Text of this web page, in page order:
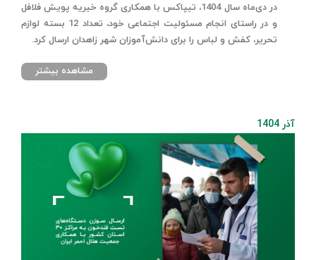
در دی‌ماه سال 1404، تیپاکس با همکاری گروه خیریه پویش فلافل
و در راستای انجام مسئولیت اجتماعی خود، تعداد 12 بسته لوازم
تحریر، کفش و لباس را برای دانش‌آموزان شهر زاهدان ارسال کرد.
مشاهده بیشتر
آذر 1404